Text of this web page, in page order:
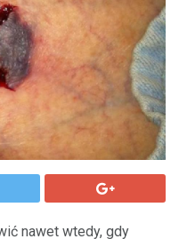
nawet wtedy, gdy